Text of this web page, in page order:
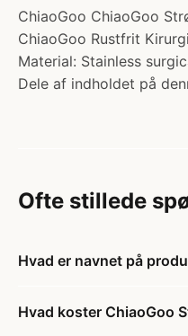
ChiaoGoo ChiaoGoo
ChiaoGoo Rustfrit
Material: Stainless
Dele af indholdet på
Ofte stillede
Hvad er navnet på
Hvad koster ChiaoGoo